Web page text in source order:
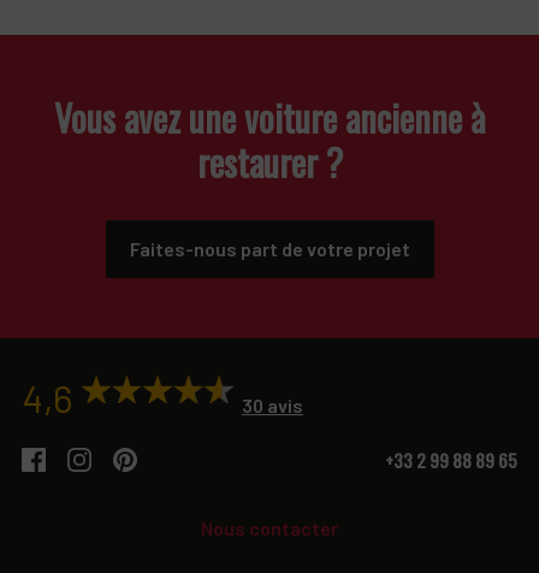
Vous avez une voiture ancienne à
restaurer ?
Faites-nous part de votre projet
4,6 30 avis
+33 2 99 88 89 65
Nous contacter